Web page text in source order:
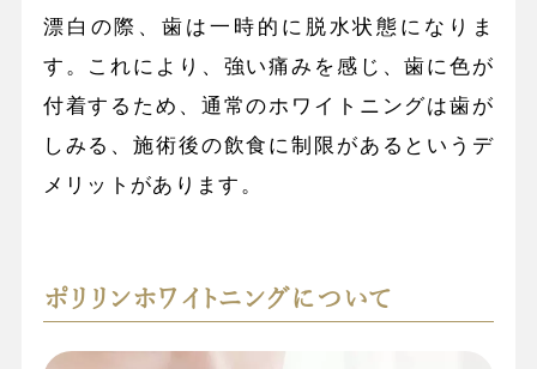
漂白の際、歯は一時的に脱水状態になりま
す。これにより、強い痛みを感じ、歯に色が
付着するため、通常のホワイトニングは歯が
しみる、施術後の飲食に制限があるというデ
メリットがあります。
ポリリンホワイトニングについて